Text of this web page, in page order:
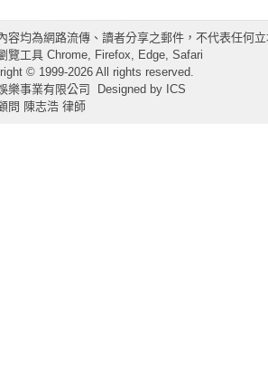
容均為網路流傳、讀者分享之郵件，不代表任何
覽工具 Chrome, Firefox, Edge, Safari
© 1999-2026 All rights reserved.
樂事業有限公司
Designed by ICS
問 陳志浩 律師